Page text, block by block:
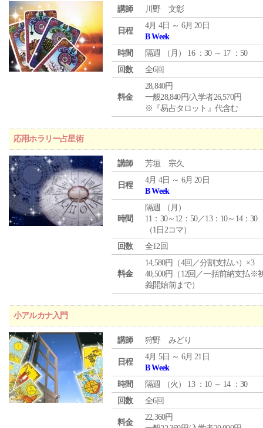
講師 川野 文彰
日程
4月 4日 ～ 6月 20日
B Week
時間
隔週 （ 月 ） 16 ：30 ～ 17 ：50
回数
全6回
料金
28,840円
一般28,840円/入学者26,570円
※『易占タロット』代含む
応用ホラリー占星術
講師 芳垣 宗久
日程
4月 4日 ～ 6月 20日
B Week
時間
隔週 （ 月 ）
11：30～12：50／13：10～14：30
（1日2コマ）
回数
全12回
料金
14,580円（4回／分割支払い）×3
40,500円（12回／一括前納支払※
義開始前まで）
小アルカナ入門
講師 狩野 みどり
日程
4月 5日 ～ 6月 21日
B Week
時間
隔週 （火 ） 13 ：10 ～ 14 ：30
回数
全6回
料金
22,360円